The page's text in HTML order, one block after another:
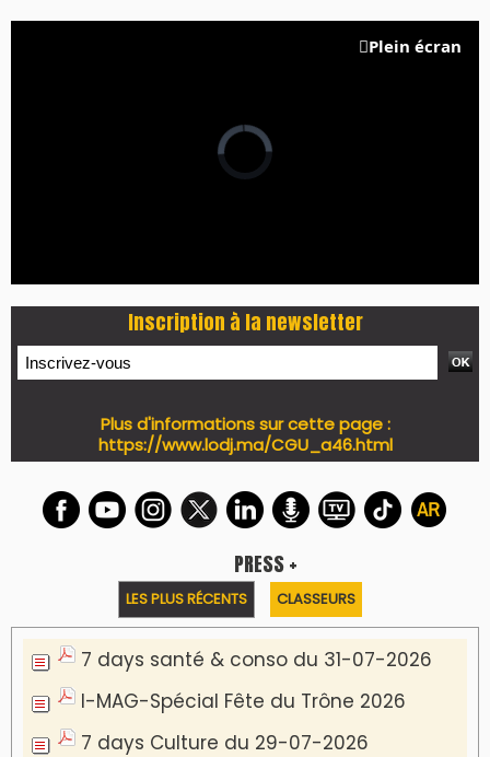
Plein écran
Inscription à la newsletter
Plus d'informations sur cette page :
https://www.lodj.ma/CGU_a46.html
PRESS +
LES PLUS RÉCENTS CLASSEURS
7 days santé & conso du 31-07-2026
I-MAG-Spécial Fête du Trône 2026
7 days Culture du 29-07-2026